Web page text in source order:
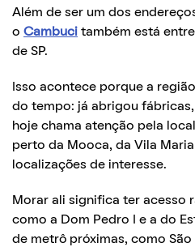
Além de ser um dos
o Cambuci também está
de SP.
Isso acontece porque a
do tempo: já abrigou
hoje chama atenção pela
perto da Mooca, da Vila
localizações de interesse.
Morar ali significa ter acesso
como a Dom Pedro I e a do
de metrô próximas, como